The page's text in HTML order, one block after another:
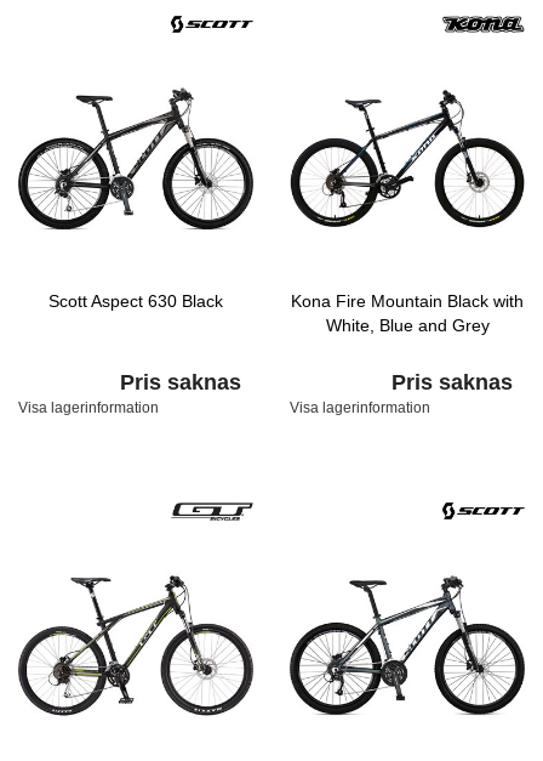
Scott Aspect 630 Black
Pris saknas
Visa lagerinformation
Kona Fire Mountain Black with
White, Blue and Grey
Pris saknas
Visa lagerinformation